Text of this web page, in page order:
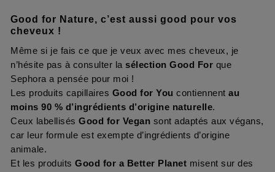
Good for Nature, c’est aussi good pour vos
cheveux !
Même si je fais ce que je veux avec mes cheveux, je
n’hésite pas à consulter la sélection Good For que
Sephora a pensée pour moi !
Les produits capillaires Good for You contiennent au
moins 90 % d’ingrédients d’origine naturelle.
Ceux labellisés Good for Vegan sont adaptés aux végans,
car leur formule est exempte d’ingrédients d’origine
animale.
Et les produits Good for a Better Planet misent sur des